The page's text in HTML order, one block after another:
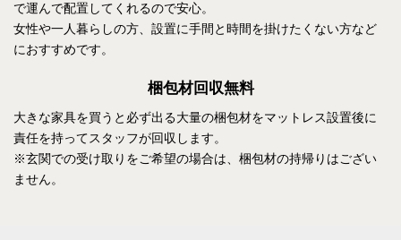
で運んで配置してくれるので安心。
女性や一人暮らしの方、設置に手間と時間を掛けたくない方など
におすすめです。
梱包材回収無料
大きな家具を買うと必ず出る大量の梱包材をマットレス設置後に
責任を持ってスタッフが回収します。
※玄関での受け取りをご希望の場合は、梱包材の持帰りはござい
ません。